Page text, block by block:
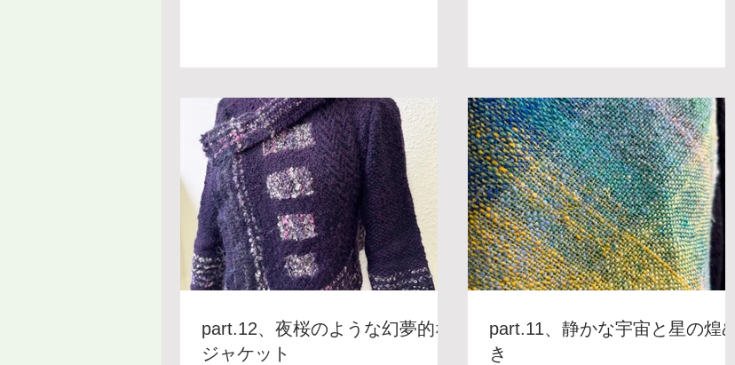
す🪵🌿🍃 手織りならではの質感と、同じ配置
のない小さな花々。その不揃いささえ愛おし
く思える素敵なウェアですね このようにボー
ドウィービングはアートなオリジナルウェア
を作ることができます。 これからもご紹介し
ていきますので、楽しみにお待ちいただける
と嬉しいです！ ＊＊＊＊＊＊＊＊＊ ボードウ
ィービング教室 [銀座教室] 受講料：¥8,800/月
(入会金：¥5,500) 開講日：第１・第３金曜日
時 間：13:30〜16:00 講 師：田巻夕起子 お
教室についてはフォーム・メール・電話にて
織り込む事により立体的な凹凸が生まれ、ま
るで年月を経た布に自然に刻んまれた記憶の
ようなアンティークっぽさを感じます。 ジャ
ケット自体はアシンメトリーなデザインで存
在感を引き立てるためのデザインとなってい
ますね。日常に溶け込みながらも、他にはな
いオシャレを主張する一着になります。 この
ようにボードウィービングはアートなオリジ
ナルウェアを作ることができます。 これから
もご紹介していきますので、楽しみにお待ち
いただけると嬉しいです！ ＊＊＊＊＊＊＊＊
料：¥8,800/月(入会金：¥5,500) 開講日：第
１・第３金曜日 時 間：13:30〜16:00 講
師：田巻夕起子...
part.12、夜桜のような幻夢的な
ジャケット
part.11、静かな宇宙と星の煌め
き